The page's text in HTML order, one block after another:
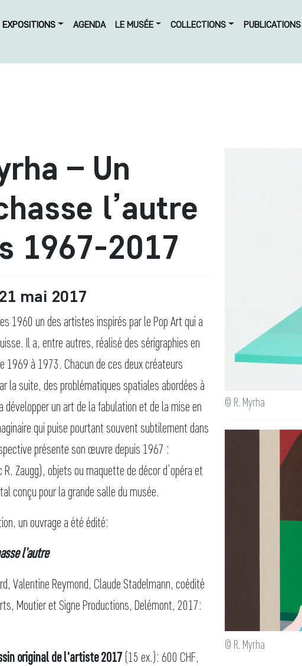
EXPOSITIONS AGENDA LE MUSÉE COLLECTIONS PUBLICATIONS
– Un
l’autre
1967-2017
mai 2017
1960 un des artistes inspirés par le Pop Art qui a
Il a, entre autres, réalisé des sérigraphies en
1969 à 1973. Chacun de ces deux créateurs
la suite, des problématiques spatiales abordées à
développer un art de la fabulation et de la mise en
qui puise pourtant souvent subtilement dans
présente son œuvre depuis 1967 :
Zaugg), objets ou maquette de décor d’opéra et
conçu pour la grande salle du musée.
un ouvrage a été édité:
l'autre
Valentine Reymond, Claude Stadelmann, coédité
Moutier et Signe Productions, Delémont, 2017:
original de l'artiste 2017 (15 ex.): 600 CHF,
© R. Myrha
© R. Myrha